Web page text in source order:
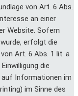
von Art. 6 Abs.
an einer
Website. Sofern
erfolgt die
Art. 6 Abs. 1 lit. a
die
auf Informationen im
im Sinne des